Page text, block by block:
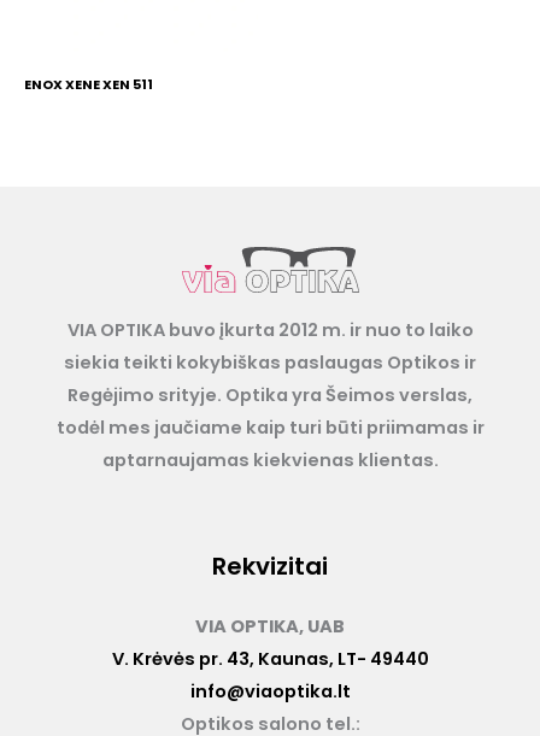
ENOX XENE XEN 511
VIA OPTIKA buvo įkurta 2012 m. ir nuo to laiko
siekia teikti kokybiškas paslaugas Optikos ir
Regėjimo srityje. Optika yra Šeimos verslas,
todėl mes jaučiame kaip turi būti priimamas ir
aptarnaujamas kiekvienas klientas.
Rekvizitai
VIA OPTIKA, UAB
V. Krėvės pr. 43, Kaunas, LT- 49440
info@viaoptika.lt
Optikos salono tel.: